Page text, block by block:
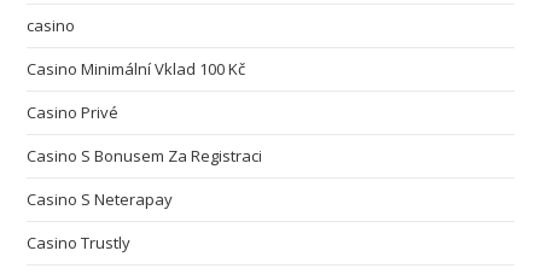
casino
Casino Minimální Vklad 100 Kč
Casino Privé
Casino S Bonusem Za Registraci
Casino S Neterapay
Casino Trustly